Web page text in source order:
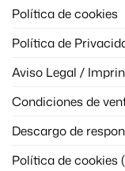
Utilizamos
mejorar la
personalizados. El
permitirá procesar
navegación o los ID's
características y
Política de cookies
Política de
Aviso Legal /
Condiciones de
Descargo de
Política de cookies